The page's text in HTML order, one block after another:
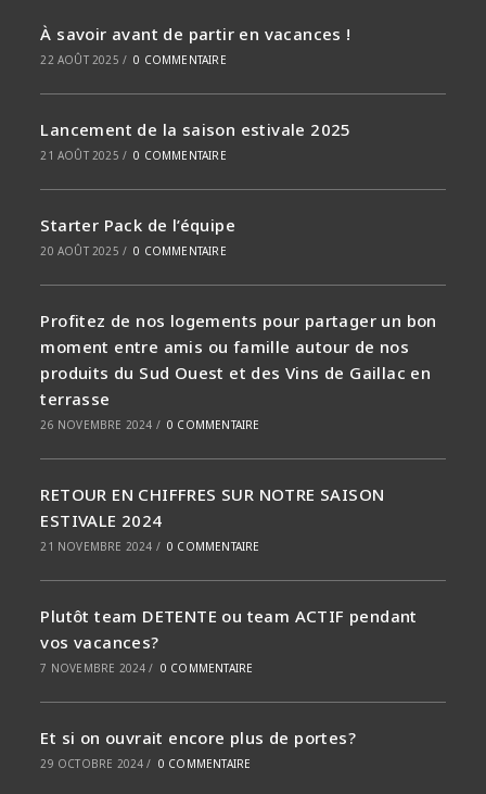
À savoir avant de partir en vacances !
22 AOÛT 2025 / 0 COMMENTAIRE
Lancement de la saison estivale 2025
21 AOÛT 2025 / 0 COMMENTAIRE
Starter Pack de l’équipe
20 AOÛT 2025 / 0 COMMENTAIRE
Profitez de nos logements pour partager un bon
moment entre amis ou famille autour de nos
produits du Sud Ouest et des Vins de Gaillac en
terrasse
26 NOVEMBRE 2024 / 0 COMMENTAIRE
RETOUR EN CHIFFRES SUR NOTRE SAISON
ESTIVALE 2024
21 NOVEMBRE 2024 / 0 COMMENTAIRE
Plutôt team DETENTE ou team ACTIF pendant
vos vacances?
7 NOVEMBRE 2024 / 0 COMMENTAIRE
Et si on ouvrait encore plus de portes?
29 OCTOBRE 2024 / 0 COMMENTAIRE